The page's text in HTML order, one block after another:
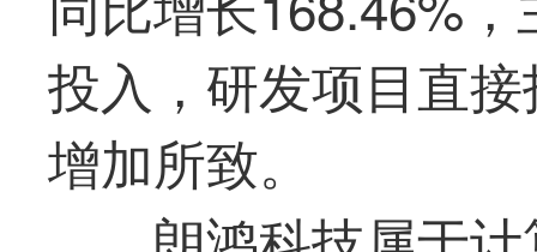
投入，研发项目直
增加所致。